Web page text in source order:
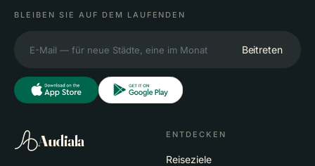
BLEIBEN SIE AUF DEM LAUFENDEN
Beitreten
Audiala ENTDECKEN
Reiseziele